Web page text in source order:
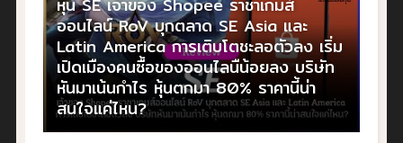
ออนไลน์ RoV บุกตลาด SE Asia และ
Latin America การเติบโตชะลอตัวลง เริ่ม
เปิดเมืองคนซื้อของออนไลนืน้อยลง บริษัท
หันมาเน้นกำไร หุ้นตกมา 80% ราคานี้น่า
สนใจแค่ไหน?